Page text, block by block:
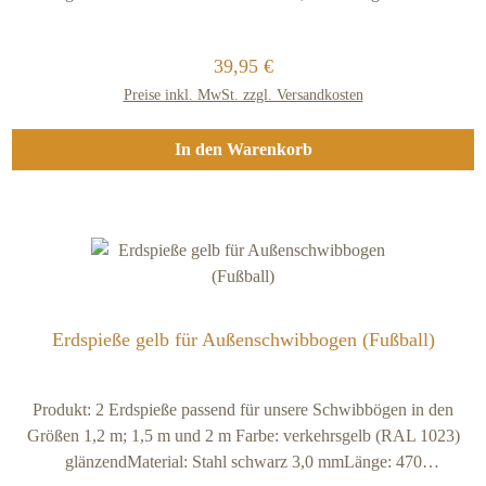
Korrosionsschutz im Außenbereich) + RAL 9005 tiefschwarz
glänzend pulverbeschichtet Durch die Verwendung von Stahl und
die Stabilität und zum anderen die Witterungsbeständigkeit bestens
gewährleistet Sehr robuste Ausführung und passende
Regulärer Preis:
39,95 €
Preise inkl. MwSt. zzgl. Versandkosten
In den Warenkorb
Erdspieße gelb für Außenschwibbogen (Fußball)
Produkt: 2 Erdspieße passend für unsere Schwibbögen in den
Größen 1,2 m; 1,5 m und 2 m Farbe: verkehrsgelb (RAL 1023)
glänzendMaterial: Stahl schwarz 3,0 mmLänge: 470